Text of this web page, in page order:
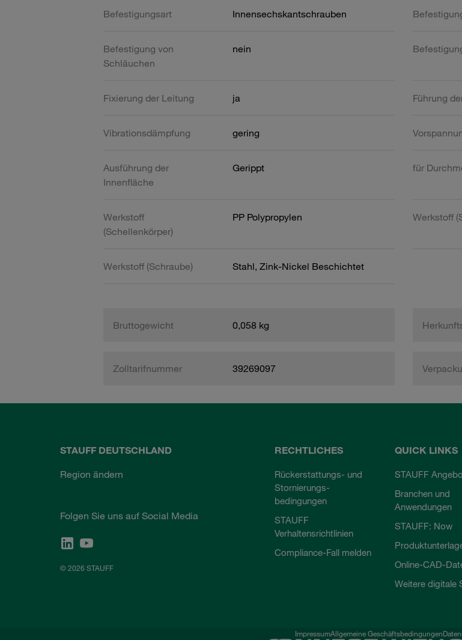
Befestigungsart Innensechskantschrauben
Befestigung von
Schläuchen
nein
Fixierung der Leitung ja Führung
Vibrationsdämpfung gering
Ausführung der
Innenfläche
Gerippt für
Werkstoff
(Schellenkörper)
PP Polypropylen Werkstoff
Werkstoff (Schraube) Stahl, Zink-Nickel Beschichtet
Bruttogewicht 0,058 kg
Zolltarifnummer 39269097
STAUFF DEUTSCHLAND
Region ändern
Folgen Sie uns auf Social Media
© 2026 STAUFF
RECHTLICHES
Rückerstattungs- und
Stornierungs-
bedingungen
STAUFF
Verhaltensrichtlinien
Compliance-Fall melden
QUICK LINKS
STAUFF
Branchen und
Anwendungen
STAUFF: Now
Online-CAD-
Weitere digitale
ImpressumAllgemeine Geschäftsbedingungen